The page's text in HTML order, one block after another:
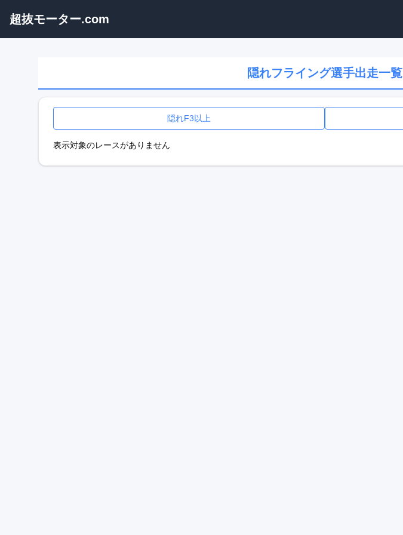
超抜モーター.com
隠れフライング選手出走一覧
隠れF3以上
表示対象のレースがありません